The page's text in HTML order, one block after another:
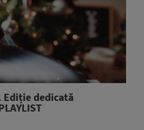
Ediție dedicată